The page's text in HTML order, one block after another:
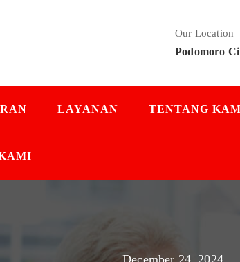
Our Location
Podomoro
LAYANAN TENTANG
December 24, 2024